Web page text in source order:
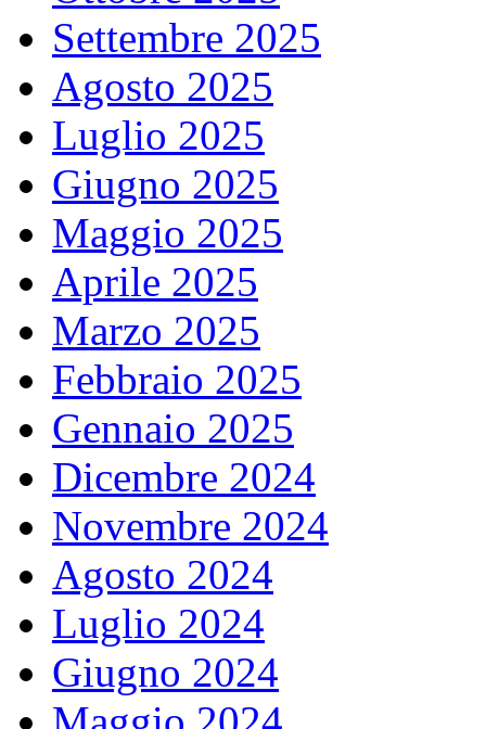
Settembre 2025
Agosto 2025
Luglio 2025
Giugno 2025
Maggio 2025
Aprile 2025
Marzo 2025
Febbraio 2025
Gennaio 2025
Dicembre 2024
Novembre 2024
Agosto 2024
Luglio 2024
Giugno 2024